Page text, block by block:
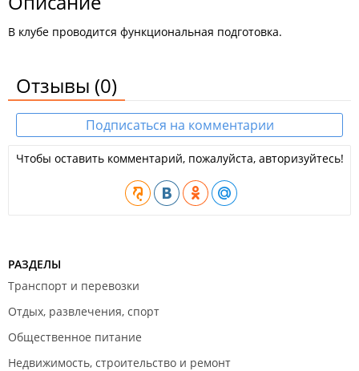
В клубе проводится функциональная подготовка.
Отзывы (0)
Подписаться на комментарии
Чтобы оставить комментарий, пожалуйста, авторизуйтесь!
РАЗДЕЛЫ
Транспорт и перевозки
Отдых, развлечения, спорт
Общественное питание
Недвижимость, строительство и ремонт